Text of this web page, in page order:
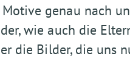
genau nach
wie auch die
die Bilder, die uns